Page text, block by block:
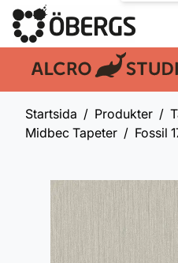
En del av:
Startsida Produkter
Midbec Tapeter
Fossil